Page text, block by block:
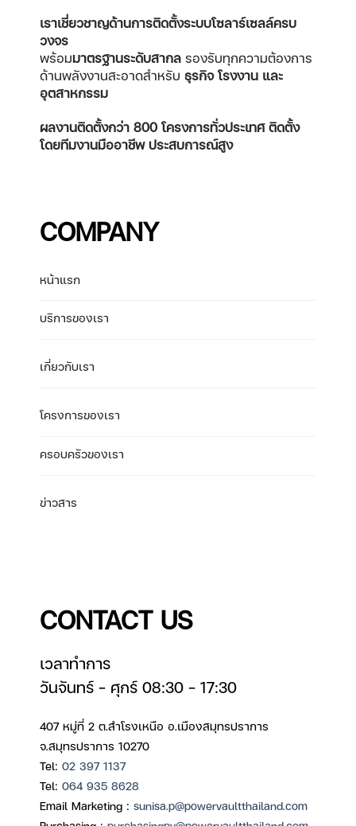
เราเชี่ยวชาญด้านการติดตั้งระบบโซลาร์เซลล์ครบ
วงจร
พร้อมมาตรฐานระดับสากล รองรับทุกความต้องการ
ด้านพลังงานสะอาดสำหรับ ธุรกิจ โรงงาน และ
อุตสาหกรรม
ผลงานติดตั้งกว่า 800 โครงการทั่วประเทศติดตั้ง
โดยทีมงานมืออาชีพ ประสบการณ์สูง
COMPANY
หน้าแรก
บริการของเรา
เกี่ยวกับเรา
โครงการของเรา
ครอบครัวของเรา
ข่าวสาร
CONTACT US
เวลาทำการ
วันจันทร์ – ศุกร์ 08:30 – 17:30
407 หมู่ที่ 2 ต.สำโรงเหนือ อ.เมืองสมุทรปราการ
จ.สมุทรปราการ 10270
Tel: 02 397 1137
Tel: 064 935 8628
Email Marketing : sunisa.p@powervaultthailand.com